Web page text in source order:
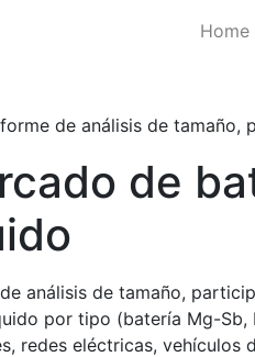
Home
de análisis de tamaño,
de
análisis de tamaño,
por tipo (batería Mg-
redes eléctricas, vehículos